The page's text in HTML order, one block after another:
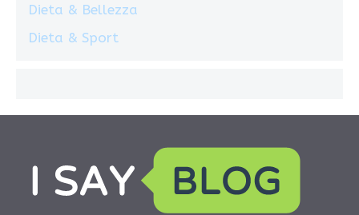
Dieta & Bellezza
Dieta & Sport